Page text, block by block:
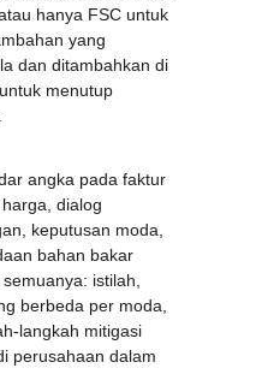
hanya FSC untuk
yang
dan ditambahkan di
menutup
angka pada faktur
dialog
keputusan moda,
bahan bakar
istilah,
berbeda per moda,
langkah mitigasi
perusahaan dalam